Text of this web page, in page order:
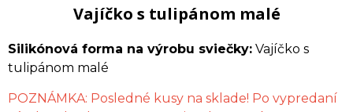
Vajíčko s tulipánom malé
Silikónová forma na výrobu sviečky: Vajíčko s
tulipánom malé
POZNÁMKA: Posledné kusy na sklade! Po vypredaní